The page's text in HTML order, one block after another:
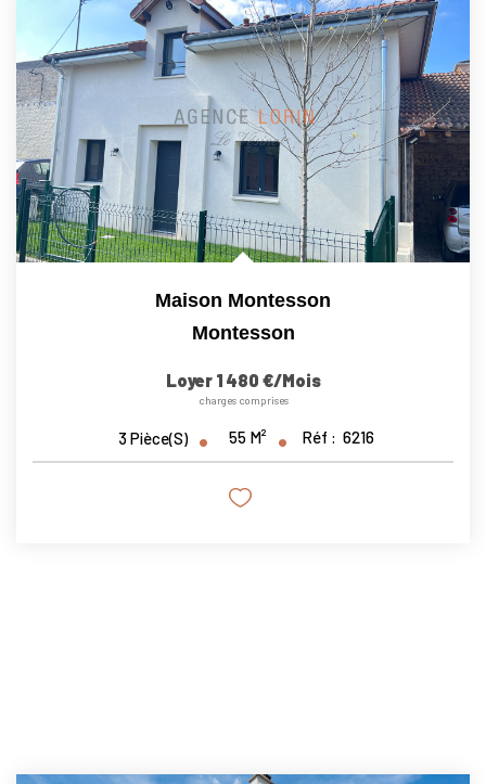
Maison Montesson
Montesson
Loyer 1 480 €/mois
charges comprises
3Pièce(s) 55 M² Réf : 6216